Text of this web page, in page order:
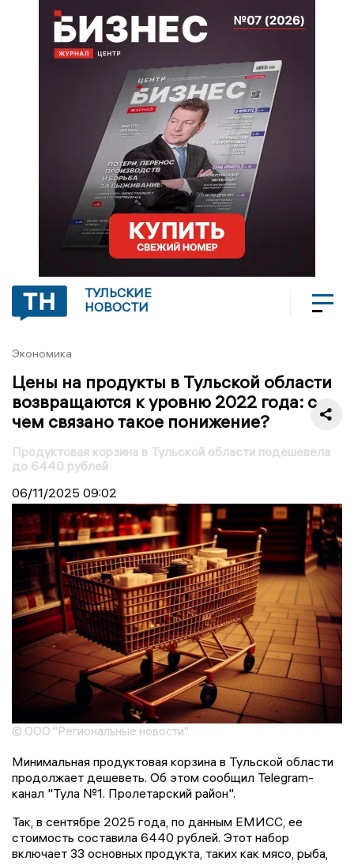
ТУЛЬСКИЕ
НОВОСТИ
Экономика
Цены на продукты в Тульской области
возвращаются к уровню 2022 года: с
чем связано такое понижение?
Продуктовая корзина в Тульской области подешевела
до 6440 рублей
06/11/2025 09:02
© ООО "Региональные новости"
Минимальная продуктовая корзина в Тульской области
продолжает дешеветь. Об этом сообщил Telegram-
канал "Тула №1. Пролетарский район".
Так, в сентябре 2025 года, по данным ЕМИСС, ее
стоимость составила 6440 рублей. Этот набор
включает 33 основных продукта, таких как мясо, рыба,